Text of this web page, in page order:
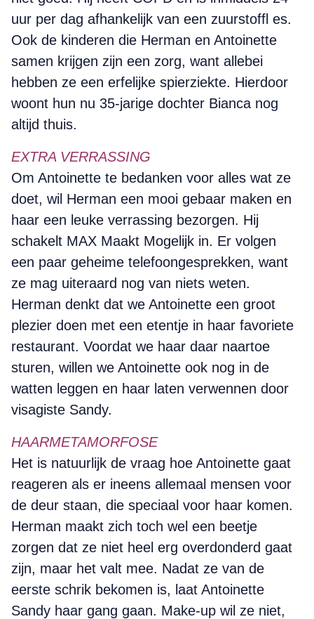
uur per dag afhankelijk van een zuurstoffl es.
Ook de kinderen die Herman en Antoinette
samen krijgen zijn een zorg, want allebei
hebben ze een erfelijke spierziekte. Hierdoor
woont hun nu 35-jarige dochter Bianca nog
altijd thuis.
EXTRA VERRASSING
Om Antoinette te bedanken voor alles wat ze
doet, wil Herman een mooi gebaar maken en
haar een leuke verrassing bezorgen. Hij
schakelt MAX Maakt Mogelijk in. Er volgen
een paar geheime telefoongesprekken, want
ze mag uiteraard nog van niets weten.
Herman denkt dat we Antoinette een groot
plezier doen met een etentje in haar favoriete
restaurant. Voordat we haar daar naartoe
sturen, willen we Antoinette ook nog in de
watten leggen en haar laten verwennen door
visagiste Sandy.
HAARMETAMORFOSE
Het is natuurlijk de vraag hoe Antoinette gaat
reageren als er ineens allemaal mensen voor
de deur staan, die speciaal voor haar komen.
Herman maakt zich toch wel een beetje
zorgen dat ze niet heel erg overdonderd gaat
zijn, maar het valt mee. Nadat ze van de
eerste schrik bekomen is, laat Antoinette
Sandy haar gang gaan. Make-up wil ze niet,